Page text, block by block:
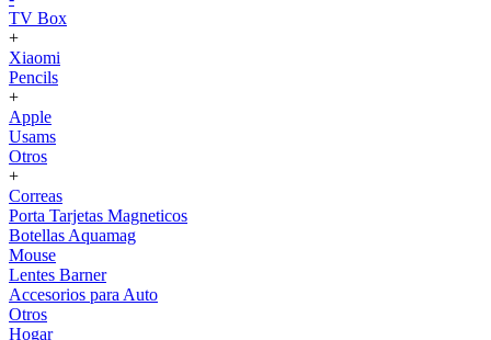
TV Box
+
Xiaomi
Pencils
+
Apple
Usams
Otros
+
Correas
Porta Tarjetas Magneticos
Botellas Aquamag
Mouse
Lentes Barner
Accesorios para Auto
Otros
Hogar